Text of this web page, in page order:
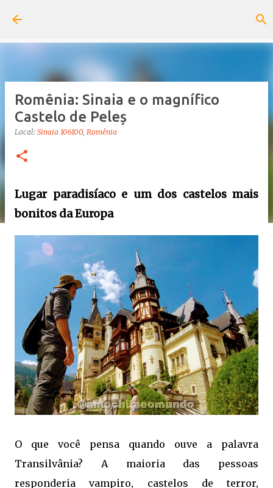
Romênia: Sinaia e o magnífico
Castelo de Peleș
Local: Sinaia 106100, Romênia
Lugar paradisíaco e um dos castelos mais
bonitos da Europa
O que você pensa quando ouve a palavra
Transilvânia? A maioria das pessoas
responderia vampiro, castelos de terror,